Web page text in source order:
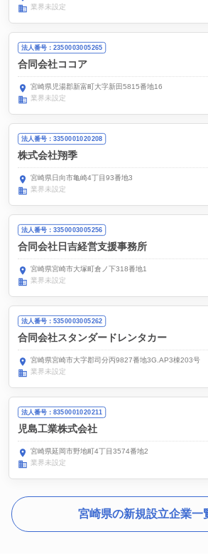
業界未設定
法人番号：2350003005265
合同会社ココア
宮崎県児湯郡新富町大字新田5815番地16
業界未設定
法人番号：3350001020208
株式会社翔季
宮崎県日向市亀崎4丁目93番地3
業界未設定
法人番号：3350003005256
合同会社日吉経営支援事務所
宮崎県宮崎市大塚町倉ノ下318番地1
業界未設定
法人番号：5350003005262
合同会社スタンダードレンタカー
宮崎県宮崎市大字郡司分丙9827番地3G.AP3棟203号
業界未設定
法人番号：8350001020211
児島工業株式会社
宮崎県延岡市野地町4丁目3574番地2
業界未設定
宮崎県の新規設立企業一